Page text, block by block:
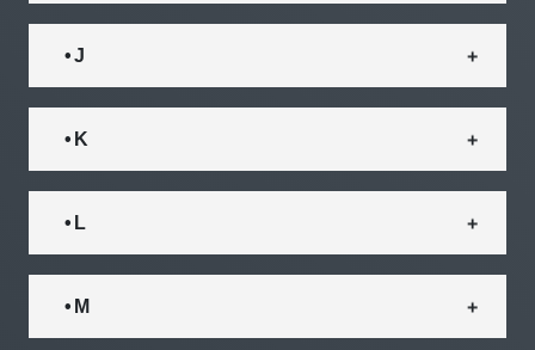
• J
• K
• L
• M